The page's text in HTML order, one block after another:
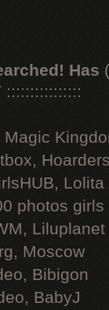
Has
::::::::::::::::
Lolita
photos
Liluplanet
Moscow
Bibigon
BabyJ